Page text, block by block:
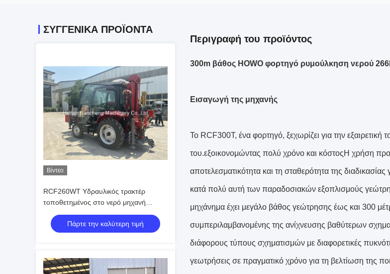
ΣΥΓΓΕΝΙΚΆ ΠΡΟΪΌΝΤΑ
Βίντεο
RCF260WT Υδραυλικός τρακτέρ
τοποθετημένος στο νερό μηχανή
γεώτρησης πηγάδι 100HP
Πάρτε την καλύτερη τιμή
Περιγραφή του προϊόντος
300m βάθος HOWO φορτηγό ρυμούλκηση νερού
Εισαγωγή της μηχανής
Το RCF300T, ένα φορτηγό, ξεχωρίζει για την
του.εξοικονομώντας πολύ χρόνο και κόστοςΗ χρήση
αποτελεσματικότητα και τη σταθερότητα της
κατά πολύ αυτή των παραδοσιακών εξοπλισμούς
μηχάνημα έχει μεγάλο βάθος γεώτρησης έως και 300
συμπεριλαμβανομένης της ανίχνευσης βαθύτερων
διάφορους τύπους σχηματισμών με διαφορετικές
γεωτρήσεις σε πραγματικό χρόνο για τη βελτίωση της